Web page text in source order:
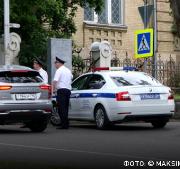
ФОТО: © MAKSIM